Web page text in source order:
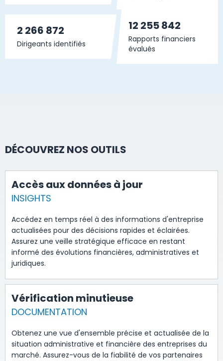
2 266 872
Dirigeants identifiés
12 255 842
Rapports financiers
évalués
DÉCOUVREZ NOS OUTILS
Accès aux données à jour
INSIGHTS
Accédez en temps réel à des informations d'entreprise
actualisées pour des décisions rapides et éclairées.
Assurez une veille stratégique efficace en restant
informé des évolutions financières, administratives et
juridiques.
Vérification minutieuse
DOCUMENTATION
Obtenez une vue d'ensemble précise et actualisée de la
situation administrative et financière des entreprises du
marché. Assurez-vous de la fiabilité de vos partenaires